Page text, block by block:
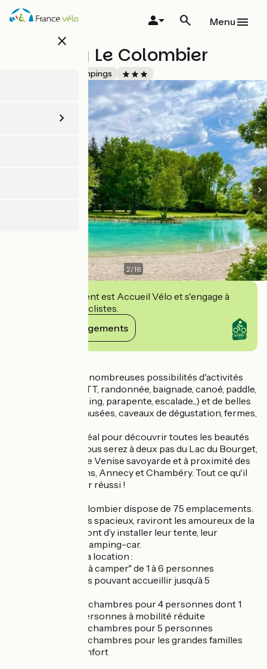
Aller
au
close
Menu
Camping Le Colombier
Campings
2/16
Cet établissement est Accueil Vélo et s'engage à
accueillir des cyclistes.
Voir ses engagements
La région offre de nombreuses possibilités d'activités
sportives (vélo, VTT, randonnée, baignade, canoé, paddle,
via ferrata, canyoning, parapente, escalade...) et de belles
idées de visites (musées, caveaux de dégustation, fermes,
Point de départ idéal pour découvrir toutes les beautés
de notre région, vous serez à deux pas du Lac du Bourget,
de Chanaz la petite Venise savoyarde et à proximité des
villes d'Aix les Bains, Annecy et Chambéry. Tout ce qu'il
faut pour un séjour réussi !
Le camping Le Colombier dispose de 75 emplacements.
Les emplacements spacieux, raviront les amoureux de la
nature qui choisiront d’y installer leur tente, leur
caravane ou leur camping-car.
Sont proposés à la location :
- 5 tentes "prêtes à camper" de 1 à 6 personnes
- 3 bungalow toilés pouvant accueillir jusqu’à 5
- 8 mobil-home 2 chambres pour 4 personnes dont 1
adapté pour les personnes à mobilité réduite
- 2 mobil-home 2 chambres pour 5 personnes
- 2 mobil-home 3 chambres pour les grandes familles
- 2 lodges tout confort